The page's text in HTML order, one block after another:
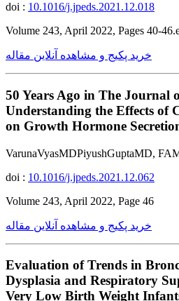
doi : 10.1016/j.jpeds.2021.12.018
Volume 243, April 2022, Pages 40-
خرید پکیج و مشاهده آنلاین مقاله
50 Years Ago in The Journal
Understanding the Effects of
on Growth Hormone
VarunaVyasMDPiyushGuptaMD,
doi : 10.1016/j.jpeds.2021.12.062
Volume 243, April 2022, Page 46
خرید پکیج و مشاهده آنلاین مقاله
Evaluation of Trends in
Dysplasia and Respiratory
Very Low Birth Weight